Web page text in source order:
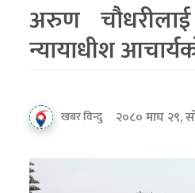
अरुण
न्यायाधीश
खबर विन्दु २०८० माघ २९,